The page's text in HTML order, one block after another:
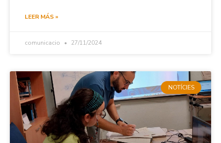
LEER MÁS »
comunicacio 27/11/2024
NOTÍCIES